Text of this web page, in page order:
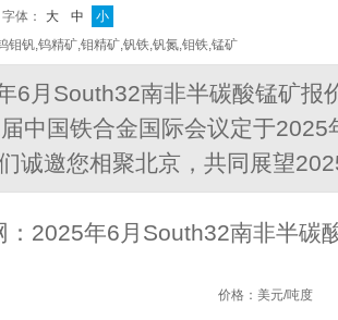
字体： 大 中
小
钼钒,钨精矿,钼精矿,钒铁,钒氮,钼铁,锰矿
6月South32南非半碳酸锰矿报
中国铁合金国际会议定于
诚邀您相聚北京，共同展望
：2025年6月South32南非半碳
价格：美元/吨度